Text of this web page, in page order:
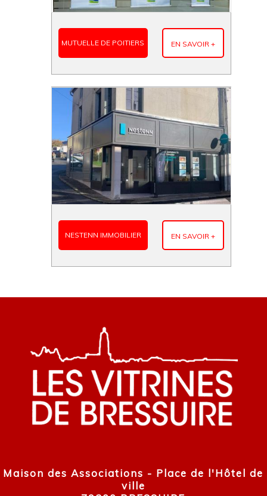
MUTUELLE DE POITIERS EN SAVOIR +
NESTENN IMMOBILIER EN SAVOIR +
Maison des Associations - Place de l'Hôtel de
ville